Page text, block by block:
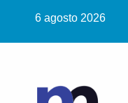
6 agosto 2026